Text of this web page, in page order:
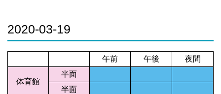
2020-03-19
午前 午後 夜間
体育館
半面
半面